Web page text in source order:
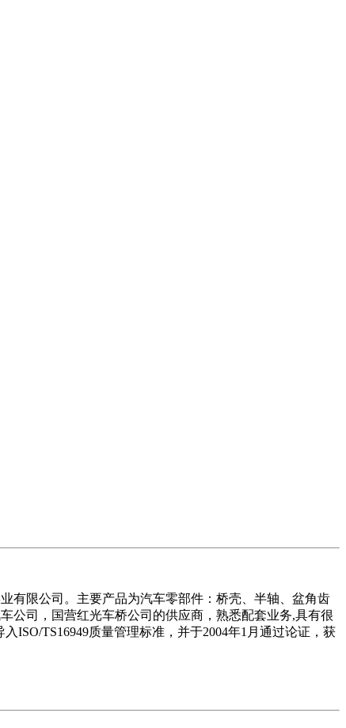
有限公司。主要产品为汽车零部件：桥壳、半轴、盆角齿
公司，国营红光车桥公司的供应商，熟悉配套业务,具有很
ISO/TS16949质量管理标准，并于2004年1月通过论证，获